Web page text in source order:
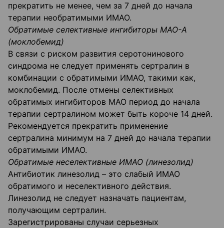
прекратить не менее, чем за 7 дней до начала
терапии необратимыми ИМАО.
Обратимые селективные ингибиторы МАО-А
(моклобемид)
В связи с риском развития серотонинового
синдрома не следует применять сертралин в
комбинации с обратимыми ИМАО, такими как,
моклобемид. После отмены селективных
обратимых ингибиторов МАО период до начала
терапии сертралином может быть короче 14 дней.
Рекомендуется прекратить применение
сертралина минимум на 7 дней до начала терапии
обратимыми ИМАО.
Обратимые неселективные ИМАО (линезолид)
Антибиотик линезолид – это слабый ИМАО
обратимого и неселективного действия.
Линезолид не следует назначать пациентам,
получающим сертралин.
Зарегистрированы случаи серьезных